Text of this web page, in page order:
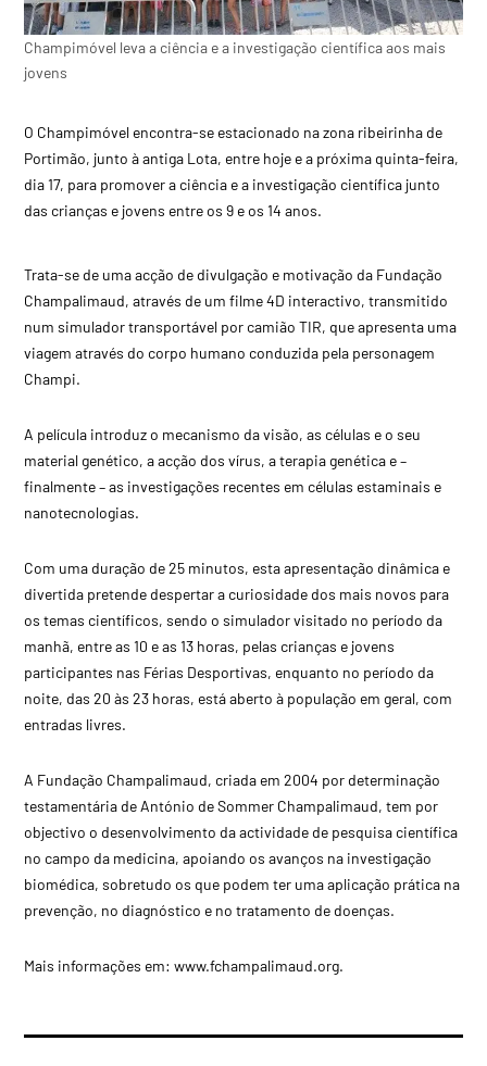
Champimóvel leva a ciência e a investigação científica aos mais
jovens
O Champimóvel encontra-se estacionado na zona ribeirinha de
Portimão, junto à antiga Lota, entre hoje e a próxima quinta-feira,
dia 17, para promover a ciência e a investigação científica junto
das crianças e jovens entre os 9 e os 14 anos.
Trata-se de uma acção de divulgação e motivação da Fundação
Champalimaud, através de um filme 4D interactivo, transmitido
num simulador transportável por camião TIR, que apresenta uma
viagem através do corpo humano conduzida pela personagem
Champi.
A película introduz o mecanismo da visão, as células e o seu
material genético, a acção dos vírus, a terapia genética e –
finalmente – as investigações recentes em células estaminais e
nanotecnologias.
Com uma duração de 25 minutos, esta apresentação dinâmica e
divertida pretende despertar a curiosidade dos mais novos para
os temas científicos, sendo o simulador visitado no período da
manhã, entre as 10 e as 13 horas, pelas crianças e jovens
participantes nas Férias Desportivas, enquanto no período da
noite, das 20 às 23 horas, está aberto à população em geral, com
entradas livres.
A Fundação Champalimaud, criada em 2004 por determinação
testamentária de António de Sommer Champalimaud, tem por
objectivo o desenvolvimento da actividade de pesquisa científica
no campo da medicina, apoiando os avanços na investigação
biomédica, sobretudo os que podem ter uma aplicação prática na
prevenção, no diagnóstico e no tratamento de doenças.
Mais informações em: www.fchampalimaud.org.